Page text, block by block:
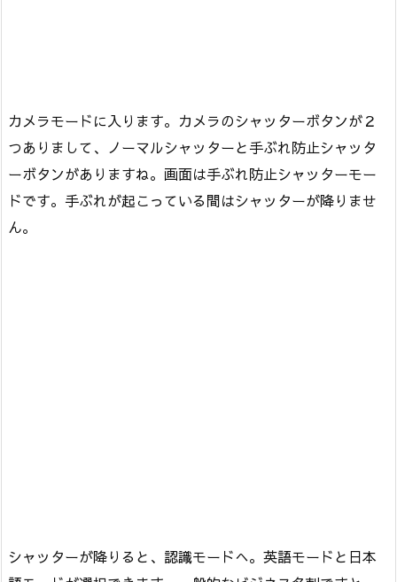
カメラモードに入ります。カメラのシャッターボタンが２
つありまして、ノーマルシャッターと手ぶれ防止シャッタ
ーボタンがありますね。画面は手ぶれ防止シャッターモー
ドです。手ぶれが起こっている間はシャッターが降りませ
ん。
シャッターが降りると、認識モードへ。英語モードと日本